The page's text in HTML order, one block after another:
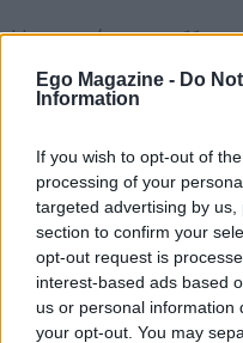
Ego Magazine - Do
Information
If you wish to opt-out of
processing of your
targeted advertising by
section to confirm your
opt-out request is
interest-based ads based
us or personal information
your opt-out. You may
Η πρεμιέρα της 11ης
Voiceπαραμένει ένα
ενέργεια, εκπλήξεις
εκπομπές, ενώ οι
αποφασισμένοι να
εαυτό. Η χρονιά
αφήνοντας τις
μεγάλες προσδοκίες